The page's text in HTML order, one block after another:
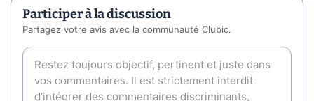
Participer à la discussion
Partagez votre avis avec la communauté Clubic.